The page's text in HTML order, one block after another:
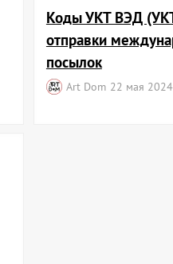
Коды УКТ ВЭД
отправки
посылок
Art Dom 22 мая 2024